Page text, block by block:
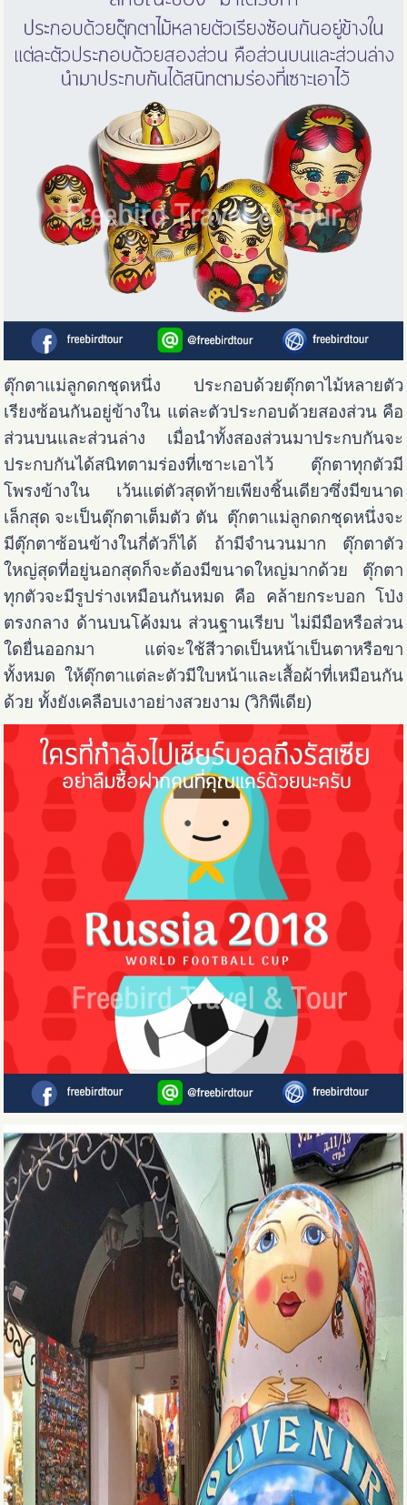
ตุ๊กตาแม่ลูกดกชุดหนึ่ง ประกอบด้วยตุ๊กตาไม้หลายตัว
เรียงซ้อนกันอยู่ข้างใน แต่ละตัวประกอบด้วยสองส่วน คือ
ส่วนบนและส่วนล่าง เมื่อนำทั้งสองส่วนมาประกบกันจะ
ประกบกันได้สนิทตามร่องที่เซาะเอาไว้ ตุ๊กตาทุกตัวมี
โพรงข้างใน เว้นแต่ตัวสุดท้ายเพียงชิ้นเดียวซึ่งมีขนาด
เล็กสุด จะเป็นตุ๊กตาเต็มตัว ตัน ตุ๊กตาแม่ลูกดกชุดหนึ่งจะ
มีตุ๊กตาซ้อนข้างในกี่ตัวก็ได้ ถ้ามีจำนวนมาก ตุ๊กตาตัว
ใหญ่สุดที่อยู่นอกสุดก็จะต้องมีขนาดใหญ่มากด้วย ตุ๊กตา
ทุกตัวจะมีรูปร่างเหมือนกันหมด คือ คล้ายกระบอก โป่ง
ตรงกลาง ด้านบนโค้งมน ส่วนฐานเรียบ ไม่มีมือหรือส่วน
ใดยื่นออกมา แต่จะใช้สีวาดเป็นหน้าเป็นตาหรือขา
ทั้งหมด ให้ตุ๊กตาแต่ละตัวมีใบหน้าและเสื้อผ้าที่เหมือนกัน
ด้วย ทั้งยังเคลือบเงาอย่างสวยงาม (วิกิพีเดีย)